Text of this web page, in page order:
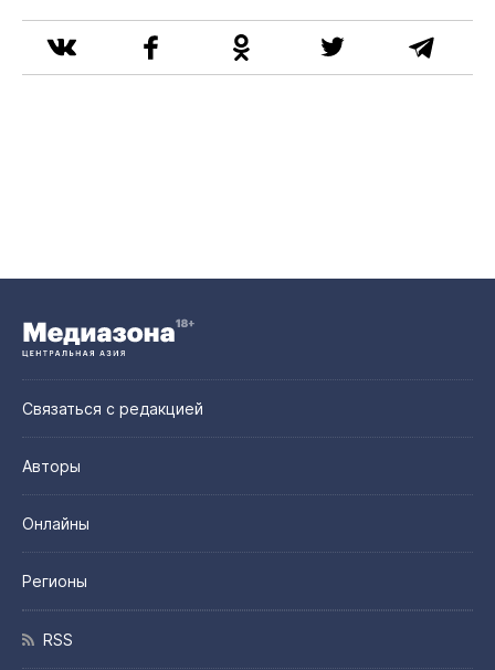
Связаться с редакцией
Авторы
Онлайны
Регионы
RSS